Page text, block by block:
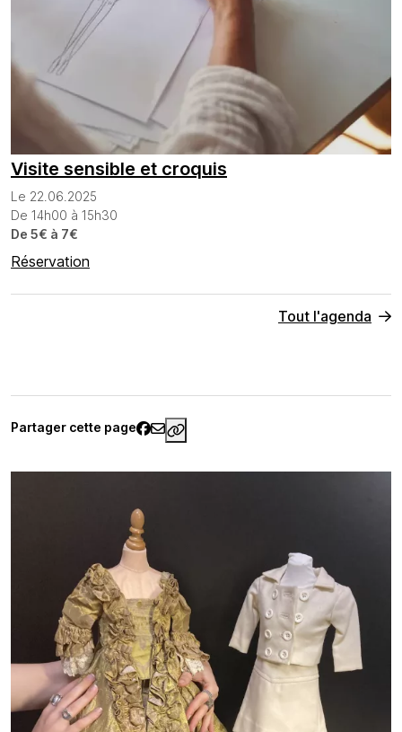
Visite sensible et croquis
Le 22.06.2025
De 14h00 à 15h30
De 5€ à 7€
Réservation
Tout l'agenda
Partager cette page https://